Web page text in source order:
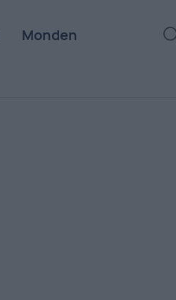
Monden